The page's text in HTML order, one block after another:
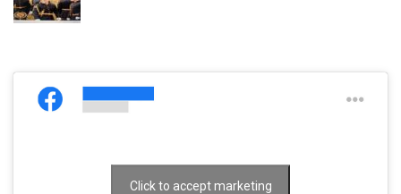
Click to accept marketing